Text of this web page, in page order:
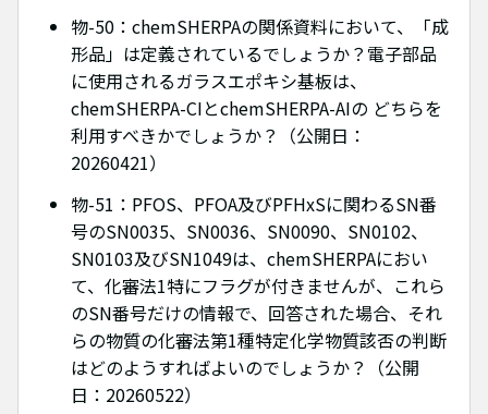
物-50：chemSHERPAの関係資料において、「成
形品」は定義されているでしょうか？電子部品
に使用されるガラスエポキシ基板は、
chemSHERPA-CIとchemSHERPA-AIの どちらを
利用すべきかでしょうか？（公開日：
20260421）
物-51：PFOS、PFOA及びPFHxSに関わるSN番
号のSN0035、SN0036、SN0090、SN0102、
SN0103及びSN1049は、chemSHERPAにおい
て、化審法1特にフラグが付きませんが、これら
のSN番号だけの情報で、回答された場合、それ
らの物質の化審法第1種特定化学物質該否の判断
はどのようすればよいのでしょうか？（公開
日：20260522）